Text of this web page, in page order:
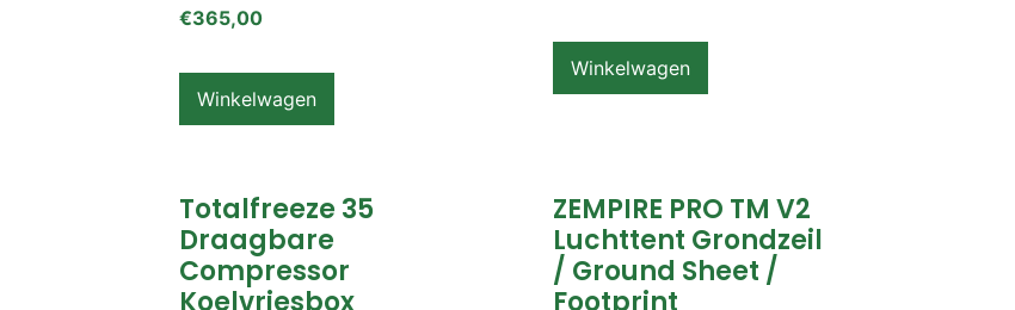
€365,00
Winkelwagen
Winkelwagen
Totalfreeze 35
Draagbare
Compressor
Koelvriesbox
ZEMPIRE PRO TM V2
Luchttent Grondzeil
/ Ground Sheet /
Footprint